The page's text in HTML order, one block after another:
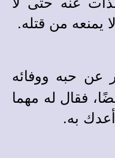
يمنعه من قتله.
عن حبه ووفائه
فقال له مهما
به.